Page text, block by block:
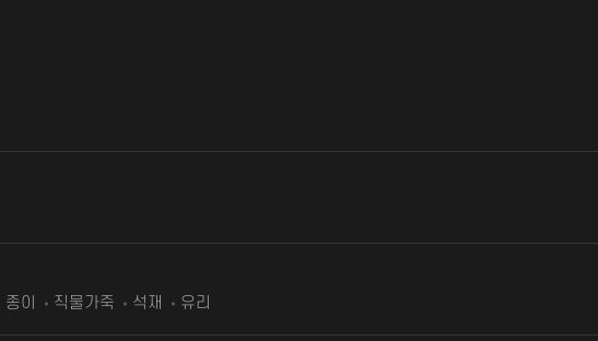
종이 직물가죽 석재 유리